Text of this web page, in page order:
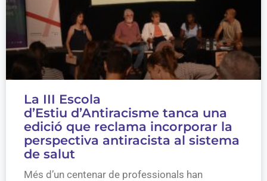
La III Escola
d’Estiu d’Antiracisme tanca una
edició que reclama incorporar la
perspectiva antiracista al sistema
de salut
Més d’un centenar de professionals han